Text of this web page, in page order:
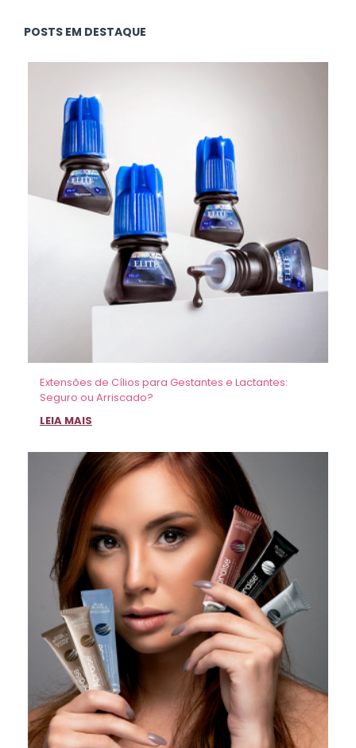
POSTS EM DESTAQUE
Extensões de Cílios para Gestantes e Lactantes:
Seguro ou Arriscado?
LEIA MAIS